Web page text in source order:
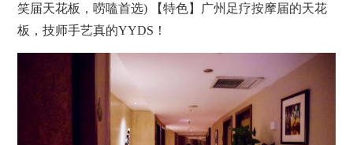
笑届天花板，唠嗑首选) 【特色】广州足疗按摩届的天花
板，技师手艺真的YYDS！